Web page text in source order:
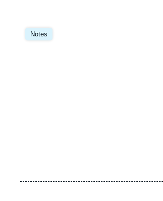
Notes
Image
principale